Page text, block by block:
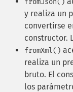
fromJson()
y realiza un
convertirse
constructor.
fromXml()
realiza un
bruto. El
los